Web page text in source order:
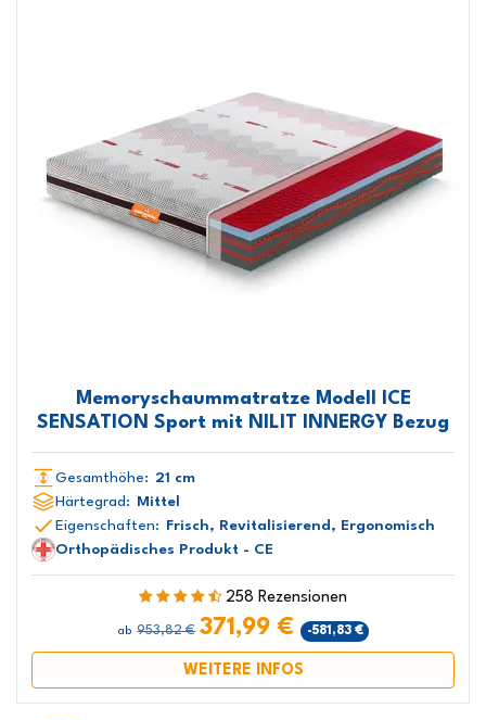
Memoryschaummatratze Modell ICE
SENSATION Sport mit NILIT INNERGY Bezug
Gesamthöhe: 21 cm
Härtegrad: Mittel
Eigenschaften: Frisch, Revitalisierend, Ergonomisch
Orthopädisches Produkt - CE
258 Rezensionen
ab 953,82 € 371,99 € -581,83 €
WEITERE INFOS